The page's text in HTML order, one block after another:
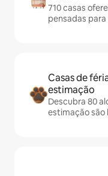
710 casas
pensadas
Casas de
estimação
Descubra 80
estimação são